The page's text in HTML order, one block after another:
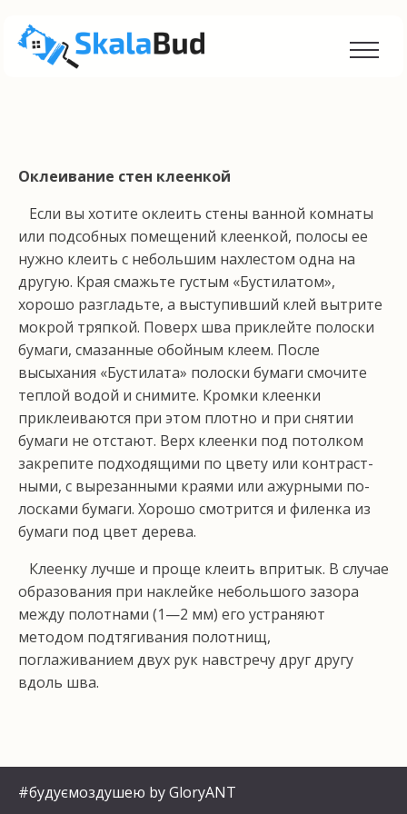
Оклеивание стен клеенкой
Если вы хотите оклеить стены ванной комнаты
или подсобных помещений клеенкой, полосы ее
нуж­но клеить с небольшим нахлестом одна на
другую. Края смажьте густым «Бустилатом»,
хорошо разгладь­те, а выступивший клей вытрите
мокрой тряпкой. Поверх шва приклейте полоски
бумаги, смазанные обойным клеем. После
высыхания «Бустилата» по­лоски бумаги смочите
теплой водой и снимите. Кром­ки клеенки
приклеиваются при этом плотно и при снятии
бумаги не отстают. Верх клеенки под потол­ком
закрепите подходящими по цвету или контраст­
ными, с вырезанными краями или ажурными по­
лосками бумаги. Хорошо смотрится и филенка из
бу­маги под цвет дерева.
Клеенку лучше и проще клеить впритык. В случае
образования при наклейке небольшого зазора
между полотнами (1—2 мм) его устраняют
методом подтя­гивания полотнищ,
поглаживанием двух рук навстре­чу друг другу
вдоль шва.
#будуємоздушею by GloryANT